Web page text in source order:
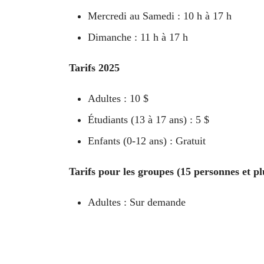
Mercredi au Samedi : 10 h à 17 h
Dimanche : 11 h à 17 h
Tarifs 2025
Adultes : 10 $
Étudiants (13 à 17 ans) : 5 $
Enfants (0-12 ans) : Gratuit
Tarifs pour les groupes (15 personnes et
Adultes : Sur demande